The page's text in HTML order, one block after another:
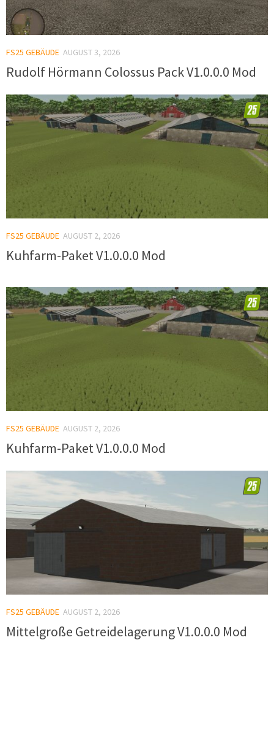
FS25 GEBÄUDE AUGUST 3, 2026
Rudolf Hörmann Colossus Pack V1.0.0.0 Mod
FS25 GEBÄUDE AUGUST 2, 2026
Kuhfarm-Paket V1.0.0.0 Mod
FS25 GEBÄUDE AUGUST 2, 2026
Kuhfarm-Paket V1.0.0.0 Mod
FS25 GEBÄUDE AUGUST 2, 2026
Mittelgroße Getreidelagerung V1.0.0.0 Mod